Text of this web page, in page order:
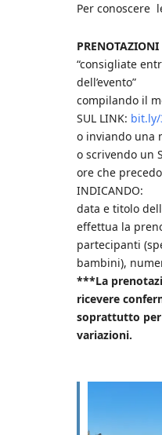
Per conoscere
PRENOTAZIONI
“consigliate
dell’evento”
compilando il
SUL LINK:
o inviando una
o scrivendo un
ore che
INDICANDO:
data e titolo
effettua la
partecipanti
bambini),
***La
ricevere
soprattutto
variazioni.